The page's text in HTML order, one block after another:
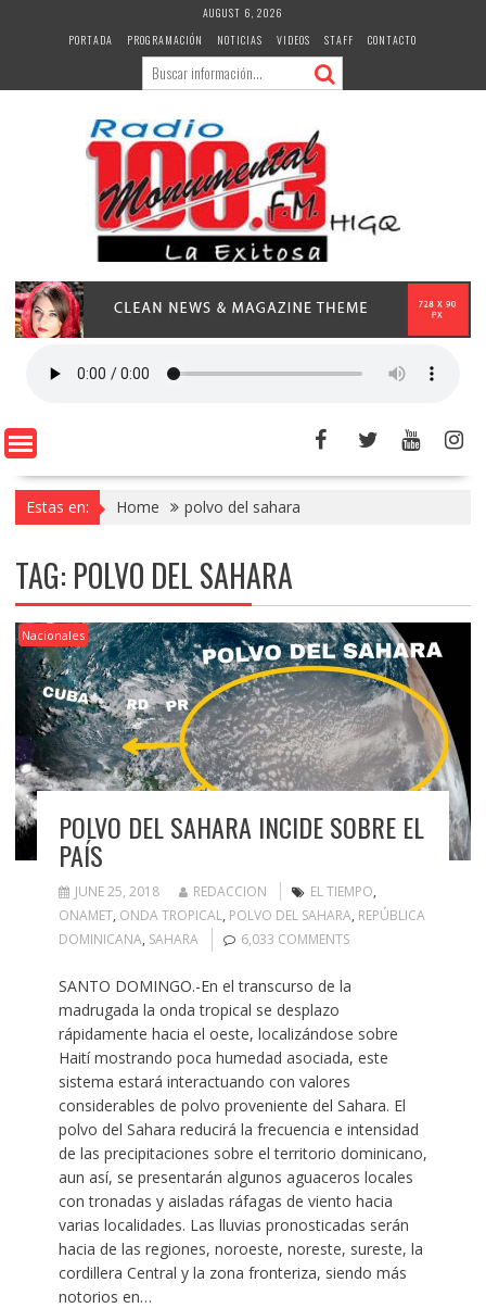
AUGUST 6, 2026
PORTADA
PROGRAMACIÓN NOTICIAS VIDEOS STAFF CONTACTO
Estas en: Home polvo del sahara
TAG: POLVO DEL SAHARA
Nacionales
POLVO DEL SAHARA INCIDE SOBRE EL
PAÍS
JUNE 25, 2018 REDACCION EL TIEMPO,
ONAMET, ONDA TROPICAL, POLVO DEL SAHARA, REPÚBLICA
DOMINICANA, SAHARA 6,033 COMMENTS
SANTO DOMINGO.-En el transcurso de la
madrugada la onda tropical se desplazo
rápidamente hacia el oeste, localizándose sobre
Haití mostrando poca humedad asociada, este
sistema estará interactuando con valores
considerables de polvo proveniente del Sahara. El
polvo del Sahara reducirá la frecuencia e intensidad
de las precipitaciones sobre el territorio dominicano,
aun así, se presentarán algunos aguaceros locales
con tronadas y aisladas ráfagas de viento hacia
varias localidades. Las lluvias pronosticadas serán
hacia de las regiones, noroeste, noreste, sureste, la
cordillera Central y la zona fronteriza, siendo más
notorios en…